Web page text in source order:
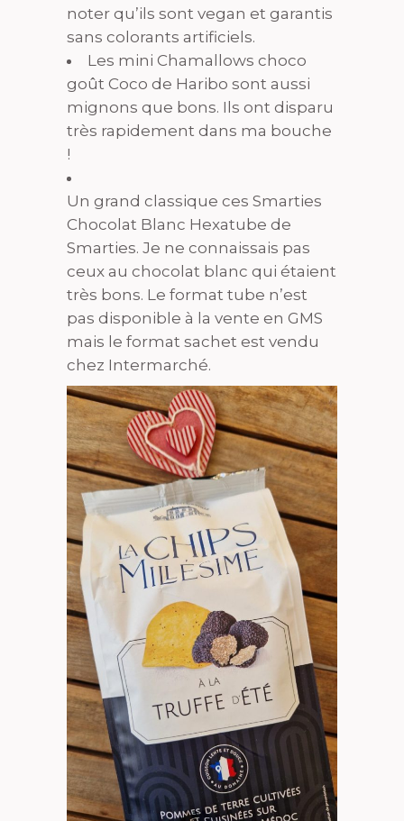
noter qu’ils sont vegan et garantis
sans colorants artificiels.
Les mini Chamallows choco
goût Coco de Haribo sont aussi
mignons que bons. Ils ont disparu
très rapidement dans ma bouche
!
Un grand classique ces Smarties
Chocolat Blanc Hexatube de
Smarties. Je ne connaissais pas
ceux au chocolat blanc qui étaient
très bons. Le format tube n’est
pas disponible à la vente en GMS
mais le format sachet est vendu
chez Intermarché.